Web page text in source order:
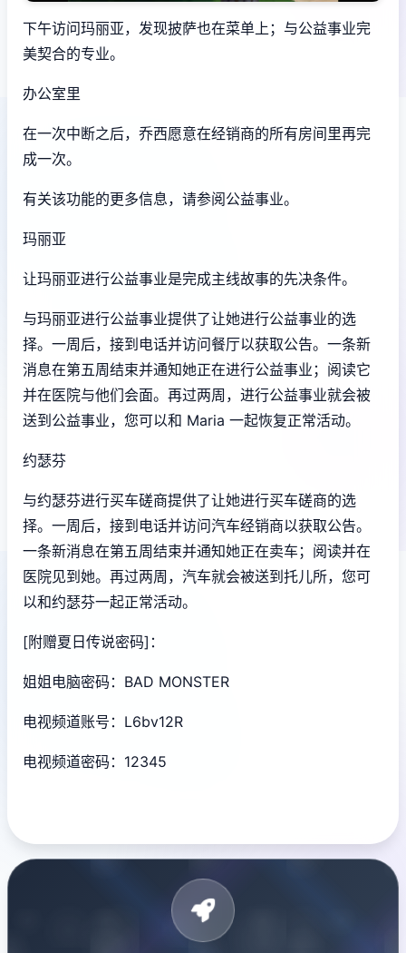
下午访问玛丽亚，发现披萨也在菜单上；与公益事业完
美契合的专业。
办公室里
在一次中断之后，乔西愿意在经销商的所有房间里再完
成一次。
有关该功能的更多信息，请参阅公益事业。
玛丽亚
让玛丽亚进行公益事业是完成主线故事的先决条件。
与玛丽亚进行公益事业提供了让她进行公益事业的选
择。一周后，接到电话并访问餐厅以获取公告。一条新
消息在第五周结束并通知她正在进行公益事业；阅读它
并在医院与他们会面。再过两周，进行公益事业就会被
送到公益事业，您可以和 Maria 一起恢复正常活动。
约瑟芬
与约瑟芬进行买车磋商提供了让她进行买车磋商的选
择。一周后，接到电话并访问汽车经销商以获取公告。
一条新消息在第五周结束并通知她正在卖车；阅读并在
医院见到她。再过两周，汽车就会被送到托儿所，您可
以和约瑟芬一起正常活动。
[附赠夏日传说密码]：
姐姐电脑密码：BAD MONSTER
电视频道账号：L6bv12R
电视频道密码：12345